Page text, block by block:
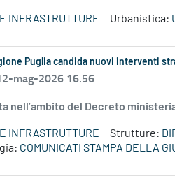
INFRASTRUTTURE Urbanistica:
Puglia candida nuovi interventi
mag-2026 16.56
nell’ambito del Decreto
INFRASTRUTTURE Strutture:
COMUNICATI STAMPA DELLA